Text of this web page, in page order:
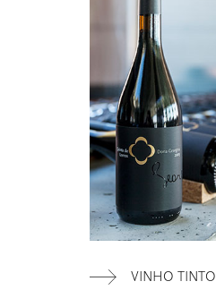
ESPUMANTES
VINHO TINTO